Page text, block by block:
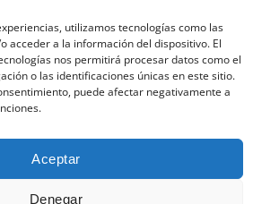
utilizamos tecnologías como las
acceder a la información del dispositivo. El
nos permitirá procesar datos como el
o las identificaciones únicas en este sitio.
puede afectar negativamente a
Aceptar
Denegar
de cookies
Política de privacidad
los derechos reservados